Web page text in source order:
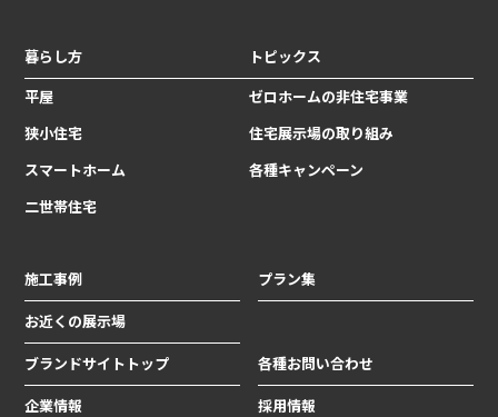
暮らし方
平屋
狭小住宅
スマートホーム
二世帯住宅
トピックス
ゼロホームの非住宅事業
住宅展示場の取り組み
各種キャンペーン
施工事例 プラン集
お近くの展示場
ブランドサイトトップ 各種お問い合わせ
企業情報 採用情報